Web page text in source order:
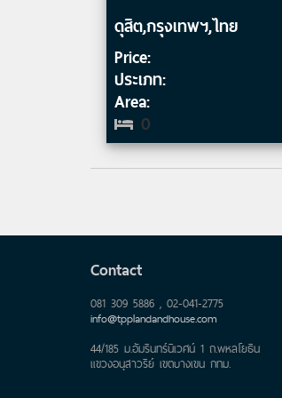
ดุสิต,กรุงเทพฯ,ไทย
Price:
ประเภท:
Area:
0
Contact
081 309 5886 , 02-041-2775
info@tpplandandhouse.com
44/185 ม.อัมรินทร์นิเวศน์ 1 ถ.พหลโยธิน
แขวงอนุสาวรีย์ เขตบางเขน กทม.